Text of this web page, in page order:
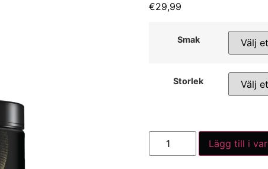
€29,99
Smak
Storlek
Lägg till i